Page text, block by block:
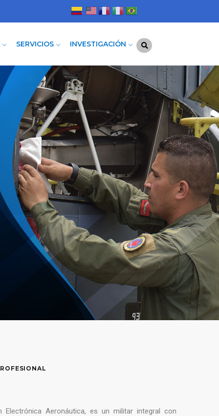
SERVICIOS INVESTIGACIÓN
Electrónica Aeronáutica, es un militar integral con